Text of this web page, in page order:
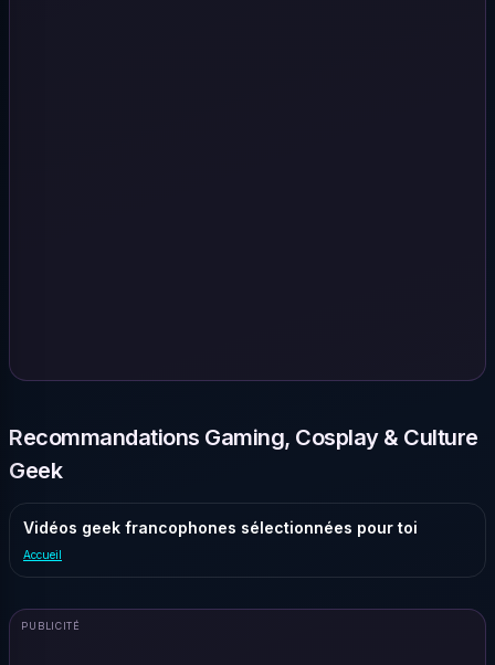
Recommandations Gaming, Cosplay & Culture
Geek
Vidéos geek francophones sélectionnées pour toi
Accueil
PUBLICITÉ